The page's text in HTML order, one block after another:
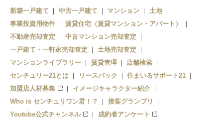
新築一戸建て 中古一戸建て マンション
土地
事業投資用物件
賃貸住宅（賃貸マンション・アパート）
不動産売却査定
中古マンション売却査定
一戸建て・一軒家売却査定
土地売却査定
マンションライブラリー
賃貸管理
店舗検索
センチュリー21とは
リースバック
住まいるサポート21
加盟店人材募集
イメージキャラクター紹介
Who is センチュリワン君！？
接客グランプリ
Youtube公式チャンネル
成約者アンケート